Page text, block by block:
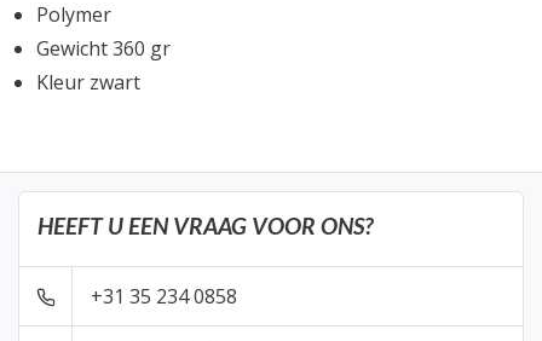
Polymer
Gewicht 360 gr
Kleur zwart
HEEFT U EEN VRAAG VOOR ONS?
+31 35 234 0858